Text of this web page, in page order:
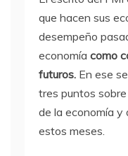
que hacen sus
desempeño
economía como
futuros. En ese
tres puntos
de la economía y
estos meses.